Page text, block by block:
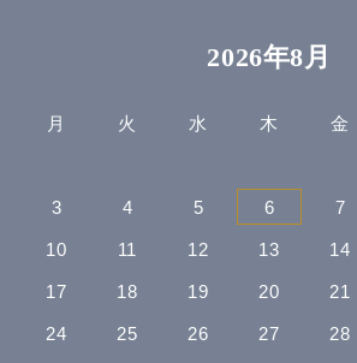
2026年8月
月 火 水 木 金
3 4 5 6 7
10 11 12 13 14
17 18 19 20 21
24 25 26 27 28